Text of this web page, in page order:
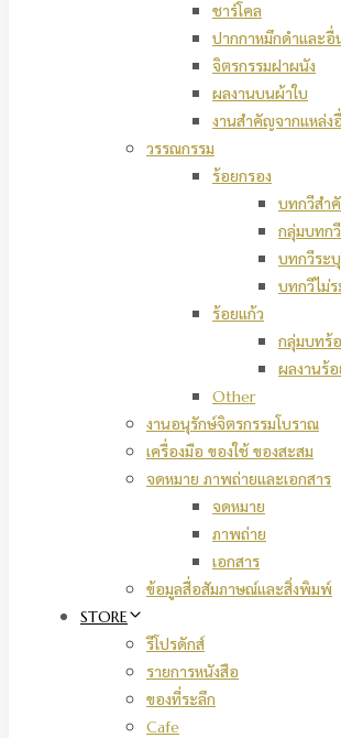
ชาร์โคล
ปากกาหมึกดำและอื่
จิตรกรรมฝาผนัง
ผลงานบนผ้าใบ
งานสำคัญจากแหล่ง
วรรณกรรม
ร้อยกรอง
บทกวีสำ
กลุ่มบทกวี
บทกวีระ
บทกวีไม่
ร้อยแก้ว
กลุ่มบทร้
ผลงานร้
Other
งานอนุรักษ์จิตรกรรมโบราณ
เครื่องมือ ของใช้ ของสะสม
จดหมาย ภาพถ่ายและเอกสาร
จดหมาย
ภาพถ่าย
เอกสาร
ข้อมูลสื่อสัมภาษณ์และสิ่งพิมพ์
STORE
รีโปรดักส์
รายการหนังสือ
ของที่ระลึก
Cafe